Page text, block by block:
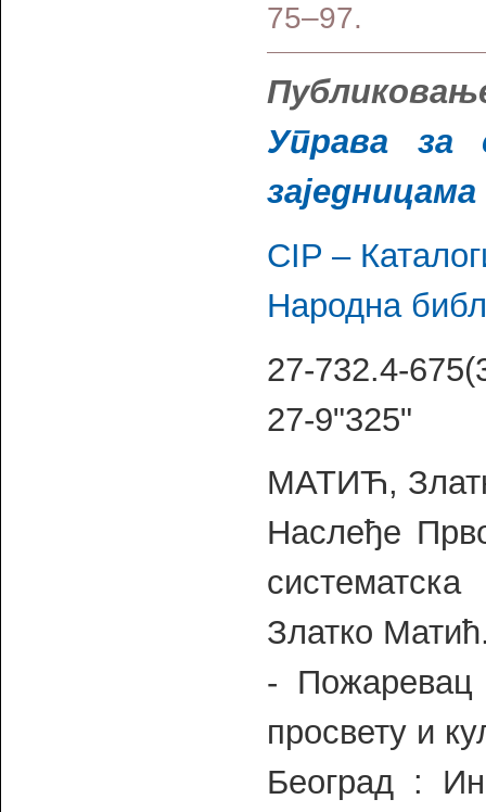
75–97.
Управа за
CIP –
Народна
27-732.4-
27-9"325"
МАТИЋ,
Наслеђе
Златко
- Пожаревац
просвету и
Београд :